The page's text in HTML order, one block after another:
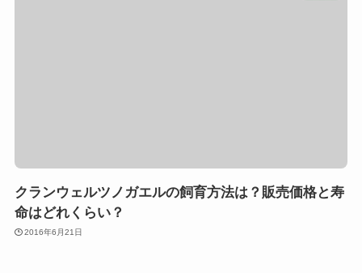
クランウェルツノガエルの飼育方法は？販売価格と寿
命はどれくらい？
2016年6月21日